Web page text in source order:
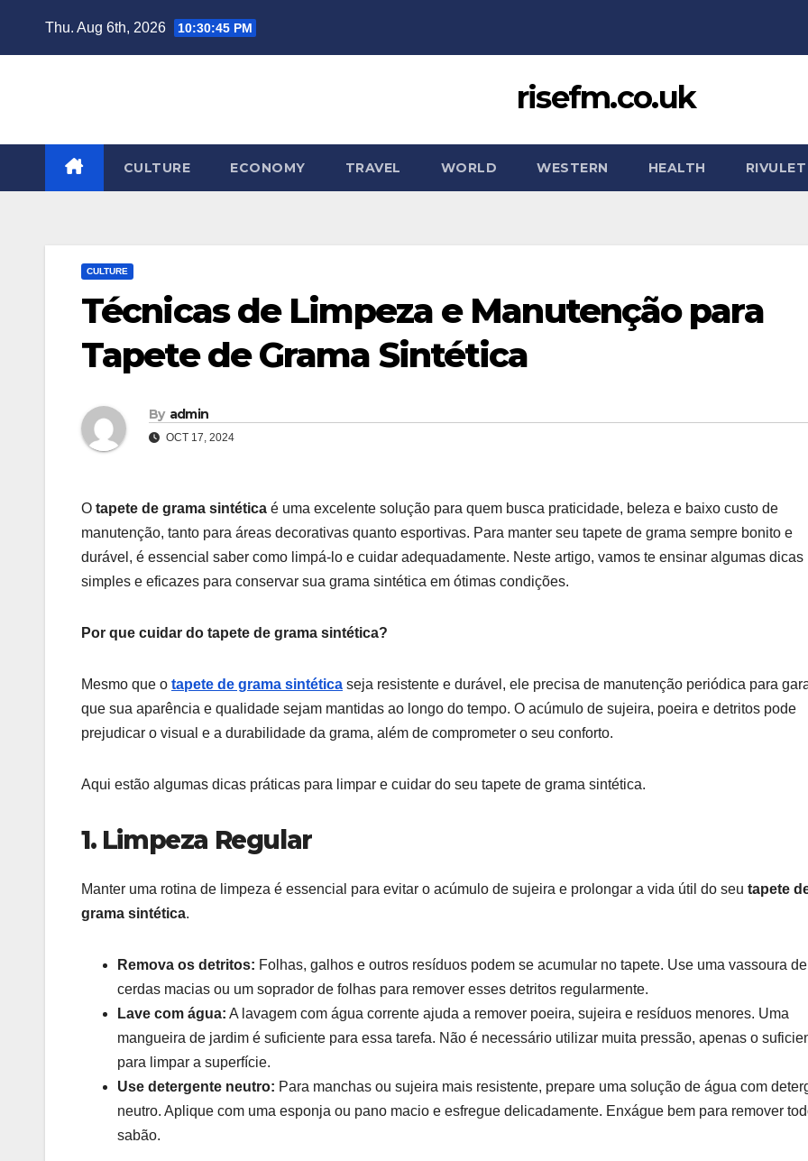
Thu. Aug 6th, 2026 10:30:46 PM
risefm.co.uk
CULTURE ECONOMY TRAVEL WORLD WESTERN HEALTH RIVULET
CULTURE
Técnicas de Limpeza e Manutenção para
Tapete de Grama Sintética
By admin
OCT 17, 2024
O tapete de grama sintética é uma excelente solução para quem busca praticidade, beleza e baixo custo de
manutenção, tanto para áreas decorativas quanto esportivas. Para manter seu tapete de grama sempre bonito e
durável, é essencial saber como limpá-lo e cuidar adequadamente. Neste artigo, vamos te ensinar algumas dicas
simples e eficazes para conservar sua grama sintética em ótimas condições.
Por que cuidar do tapete de grama sintética?
Mesmo que o tapete de grama sintética seja resistente e durável, ele precisa de manutenção periódica para
que sua aparência e qualidade sejam mantidas ao longo do tempo. O acúmulo de sujeira, poeira e detritos pode
prejudicar o visual e a durabilidade da grama, além de comprometer o seu conforto.
Aqui estão algumas dicas práticas para limpar e cuidar do seu tapete de grama sintética.
1. Limpeza Regular
Manter uma rotina de limpeza é essencial para evitar o acúmulo de sujeira e prolongar a vida útil do seu tapete
grama sintética.
Remova os detritos: Folhas, galhos e outros resíduos podem se acumular no tapete. Use uma vassoura de
cerdas macias ou um soprador de folhas para remover esses detritos regularmente.
Lave com água: A lavagem com água corrente ajuda a remover poeira, sujeira e resíduos menores. Uma
mangueira de jardim é suficiente para essa tarefa. Não é necessário utilizar muita pressão, apenas o
para limpar a superfície.
Use detergente neutro: Para manchas ou sujeira mais resistente, prepare uma solução de água com
neutro. Aplique com uma esponja ou pano macio e esfregue delicadamente. Enxágue bem para remover
sabão.